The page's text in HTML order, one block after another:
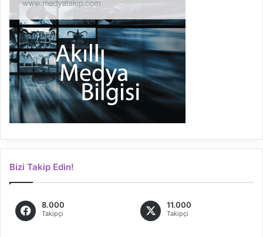
Bizi Takip Edin!
8.000
Takipçi
11.000
Takipçi